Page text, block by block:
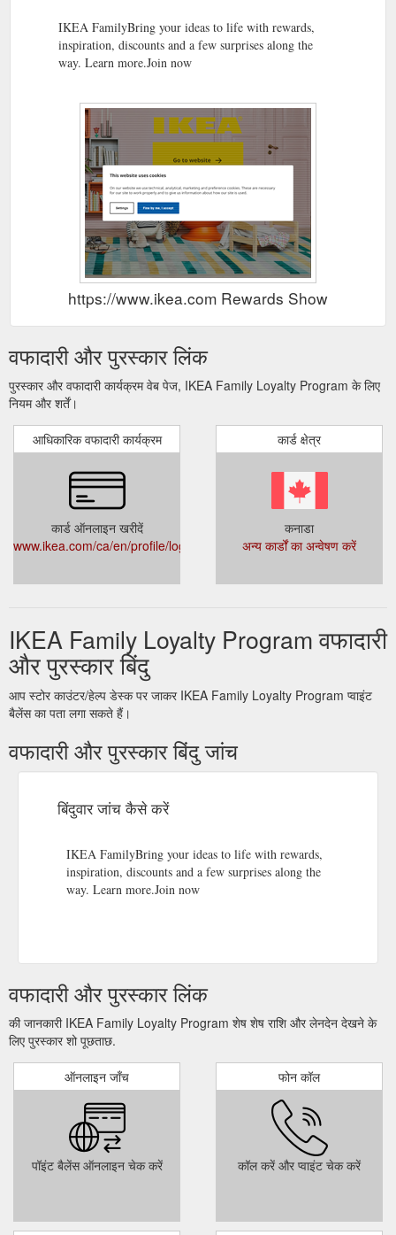
select an IKEA Store or a nearby Collection Point, operated by
a third-party partner.. Step 2: Wait for the second email from
IKEA indicating your order is ready for pick-up.. Step 3: Follow
service/services/click-collect/
Contact us - IKEA CA
Before you contact us, did you know that
you can track and manager your order on your own? Track
and manage your order. Looking to check the status of your
online order? Want to know the details of your order? Want to
reschedule your delivery or cancel your order? You can do it
yourself with our Self-Serve Portal, by clicking on the icon of
the action you want to take! Track and manage my ...
https://www.ikea.com/ca/en/customer-service/contact-us/
IKEA FamilyBring your ideas to life with rewards,
inspiration, discounts and a few surprises along the
way. Learn more.Join now
https://www.ikea.com Rewards Show
वफादारी और पुरस्कार लिंक
पुरस्कार और वफादारी कार्यक्रम वेब पेज, IKEA Family Loyalty Program के लिए
नियम और शर्तें।
आधिकारिक वफादारी कार्यक्रम
कार्ड ऑनलाइन खरीदें
www.ikea.com/ca/en/profile/login/
कार्ड क्षेत्र
कनाडा
अन्य कार्डों का अन्वेषण करें
IKEA Family Loyalty Program वफादारी
और पुरस्कार बिंदु
आप स्टोर काउंटर/हेल्प डेस्क पर जाकर IKEA Family Loyalty Program प्वाइंट
बैलेंस का पता लगा सकते हैं।
वफादारी और पुरस्कार बिंदु जांच
बिंदुवार जांच कैसे करें
IKEA FamilyBring your ideas to life with rewards,
inspiration, discounts and a few surprises along the
way. Learn more.Join now
वफादारी और पुरस्कार लिंक
की जानकारी IKEA Family Loyalty Program शेष शेष राशि और लेनदेन देखने के
लिए पुरस्कार शो पूछताछ.
ऑनलाइन जाँच
पॉइंट बैलेंस ऑनलाइन चेक करें
फोन कॉल
कॉल करें और प्वाइंट चेक करें